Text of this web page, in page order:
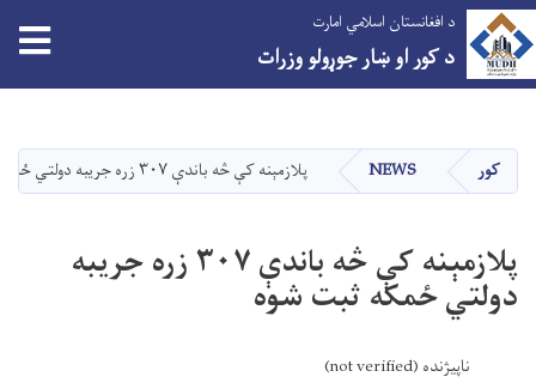
دانګل
د افغانستان اسلامي امارت
د کور او ښار جوړولو وزرات
کور NEWS پلازمېنه کې څه باندې ۳۰۷ زره جریبه دولتي ځمکه ثبت شوه
پلازمېنه کې څه باندې ۳۰۷ زره جریبه
دولتي ځمکه ثبت شوه
ناپیژنده (not verified)